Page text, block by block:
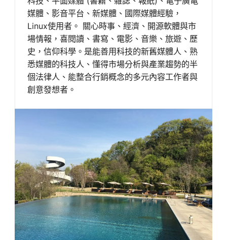
媒體、影音平台、新媒體、國際媒體經驗，
Linux使用者。 關心時事、經濟、開源軟體與市
場情報，喜閱讀、書寫、電影、音樂、旅遊、歷
史，信仰科學。是能善用科技的新舊媒體人、熟
悉媒體的科技人、懂得市場分析與產業趨勢的半
個法律人、能整合行銷概念的多元內容工作者與
創意發想者。